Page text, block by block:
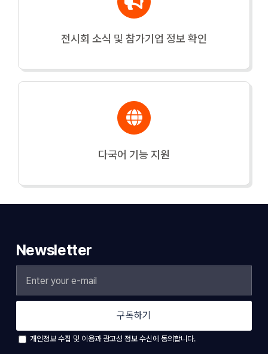
전시회 소식 및 참가기업 정보 확인
다국어 기능 지원
Newsletter
구독하기
개인정보 수집 및 이용과 광고성 정보 수신에 동의합니다.